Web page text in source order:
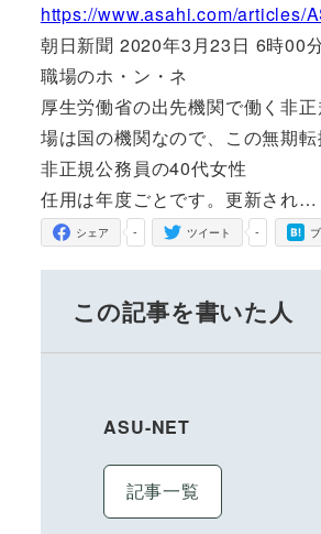
https://www.asahi.com/articles/
朝日新聞 2020年3月23日 6時00
職場のホ・ン・ネ
厚生労働省の出先機関で働く非
場は国の機関なので、この無期転
非正規公務員の40代女性
任用は年度ごとです。更新され…
-
シェア -
ツイート
この記事を書いた人
ASU-NET
記事一覧